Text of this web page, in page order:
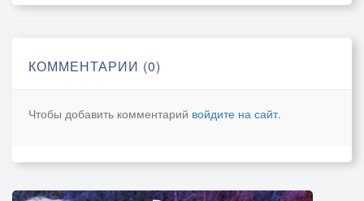
КОММЕНТАРИИ (0)
Чтобы добавить комментарий войдите на сайт.